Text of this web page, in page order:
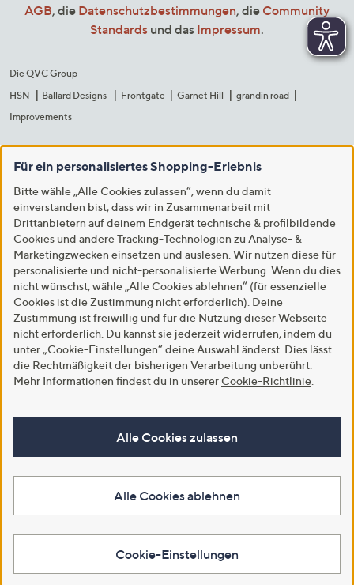
AGB, die Datenschutzbestimmungen, die Community
Standards und das Impressum.
Die QVC Group
HSN
Ballard Designs Frontgate Garnet Hill
grandin road
Improvements
Für ein personalisiertes Shopping-Erlebnis
Bitte wähle „Alle Cookies zulassen“, wenn du damit
einverstanden bist, dass wir in Zusammenarbeit mit
Drittanbietern auf deinem Endgerät technische & profilbildende
Cookies und andere Tracking-Technologien zu Analyse- &
Marketingzwecken einsetzen und auslesen. Wir nutzen diese für
personalisierte und nicht-personalisierte Werbung. Wenn du dies
nicht wünschst, wähle „Alle Cookies ablehnen“ (für essenzielle
Cookies ist die Zustimmung nicht erforderlich). Deine
Zustimmung ist freiwillig und für die Nutzung dieser Webseite
nicht erforderlich. Du kannst sie jederzeit widerrufen, indem du
unter „Cookie-Einstellungen“ deine Auswahl änderst. Dies lässt
die Rechtmäßigkeit der bisherigen Verarbeitung unberührt.
Mehr Informationen findest du in unserer Cookie-Richtlinie
Alle Cookies zulassen
Alle Cookies ablehnen
Cookie-Einstellungen